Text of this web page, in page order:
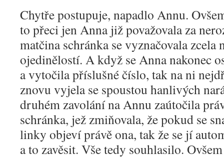
Chytře postupuje, napadlo Annu.
to přeci jen Anna již považovala za
matčina schránka se vyznačovala zcela
ojedinělostí. A když se Anna nakonec
a vytočila příslušné číslo, tak na ni
znovu vyjela se spoustou hanlivých
druhém zavolání na Annu zaútočila
schránka, jež zmiňovala, že pokud se
linky objeví právě ona, tak že se jí
a to zavěsit. Vše tedy souhlasilo.